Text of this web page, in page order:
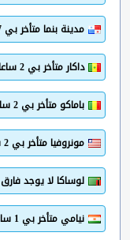
مدينة بنما متأخر بي 7 ساعات
داكار متأخر بي 2 ساعات
باماكو متأخر بي 2 ساعات
مونروفيا متأخر بي 2 ساعات
لوساكا لا يوجد فارق
نيامي متأخر بي 1 ساعات